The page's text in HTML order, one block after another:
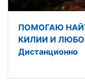
ПОМОГАЮ
КИЛИИ И
Дистанционно